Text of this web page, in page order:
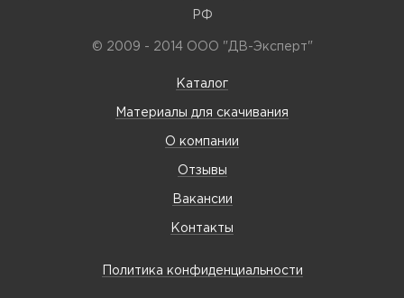
РФ
© 2009 - 2014 ООО "ДВ-Эксперт"
Каталог
Материалы для скачивания
О компании
Отзывы
Вакансии
Контакты
Политика конфиденциальности